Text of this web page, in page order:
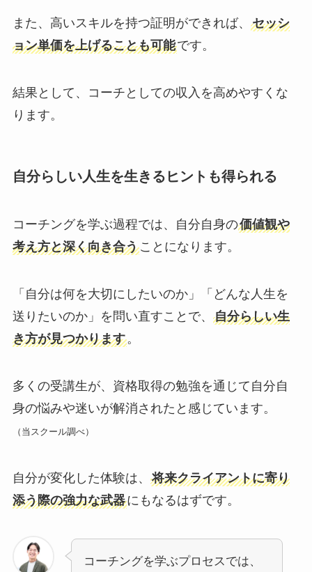
また、高いスキルを持つ証明ができれば、 セッシ
ョン単価を上げることも可能です。
結果として、コーチとしての収入を高めやすくな
ります。
自分らしい人生を生きるヒントも得られる
コーチングを学ぶ過程では、自分自身の価値観や
考え方と深く向き合うことになります。
「自分は何を大切にしたいのか」「どんな人生を
送りたいのか」を問い直すことで、 自分らしい生
き方が見つかります。
多くの受講生が、資格取得の勉強を通じて自分自
身の悩みや迷いが解消されたと感じています。
（当スクール調べ）
自分が変化した体験は、 将来クライアントに寄り
添う際の強力な武器にもなるはずです。
コーチングを学ぶプロセスでは、